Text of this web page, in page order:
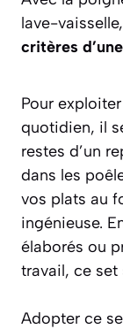
lave-vaisselle,
critères
Pour
quotidien, il
restes d’un
dans les
vos plats au
ingénieuse.
élaborés ou
travail, ce set
Adopter ce